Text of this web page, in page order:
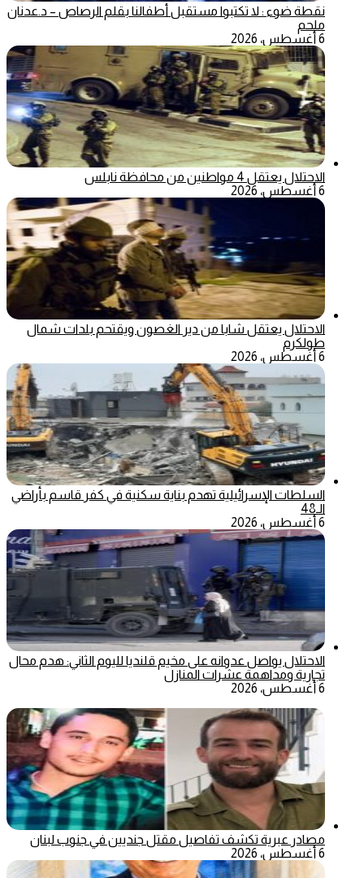
نقطة ضوء : لا تكتبوا مستقبل أطفالنا بقلم الرصاص – د.عدنان
ملحم
6 أغسطس، 2026
الاحتلال يعتقل 4 مواطنين من محافظة نابلس
6 أغسطس، 2026
الاحتلال يعتقل شابا من دير الغصون ويقتحم بلدات شمال
طولكرم
6 أغسطس، 2026
السلطات الإسرائيلية تهدم بناية سكنية في كفر قاسم بأراضي
الـ48
6 أغسطس، 2026
الاحتلال يواصل عدوانه على مخيم قلنديا لليوم الثاني: هدم محال
تجارية ومداهمة عشرات المنازل
6 أغسطس، 2026
مصادر عبرية تكشف تفاصيل مقتل جنديين في جنوب لبنان
6 أغسطس، 2026